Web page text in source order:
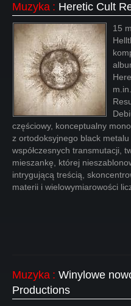
Muzyka : Heretic Cult
15
częściowy, konceptualny
z ortodoksyjnego black
współczesnych transmutacji,
mieszankę, której
intrygującą treścią,
materii i wielowymiarowości
Muzyka : Winylowe
Productions